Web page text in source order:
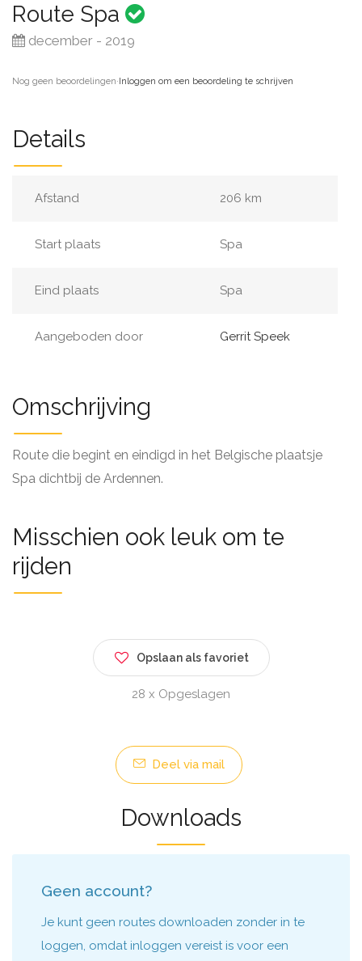
Route Spa
december - 2019
Nog geen beoordelingen·Inloggen om een beoordeling te schrijven
Details
Afstand 206 km
Start plaats Spa
Eind plaats Spa
Aangeboden door Gerrit Speek
Omschrijving
Route die begint en eindigd in het Belgische plaatsje
Spa dichtbij de Ardennen.
Misschien ook leuk om te
rijden
Opslaan als favoriet
28 x Opgeslagen
Deel via mail
Downloads
Geen account?
Je kunt geen routes downloaden zonder in te
loggen, omdat inloggen vereist is voor een